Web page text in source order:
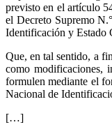
previsto en el artículo
el Decreto Supremo
Identificación y Estado
Que, en tal sentido, a
como modificaciones,
formulen mediante el
Nacional de
[…]